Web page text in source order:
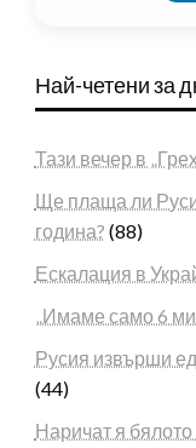
Най-четени за
Тази вечер в
Ще плаща ли
година? (88)
Ескалация в
„Имаме само 6
Русия извърши
(44)
Наричат я